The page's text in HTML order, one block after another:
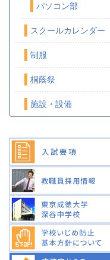
パソコン部
スクールカレンダー
制服
桐蔭祭
施設・設備